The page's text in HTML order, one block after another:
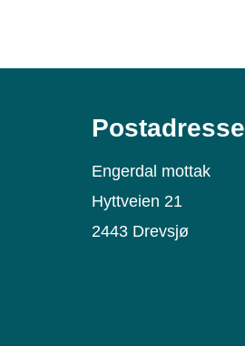
Postadresse
Engerdal mottak
Hyttveien 21
2443 Drevsjø